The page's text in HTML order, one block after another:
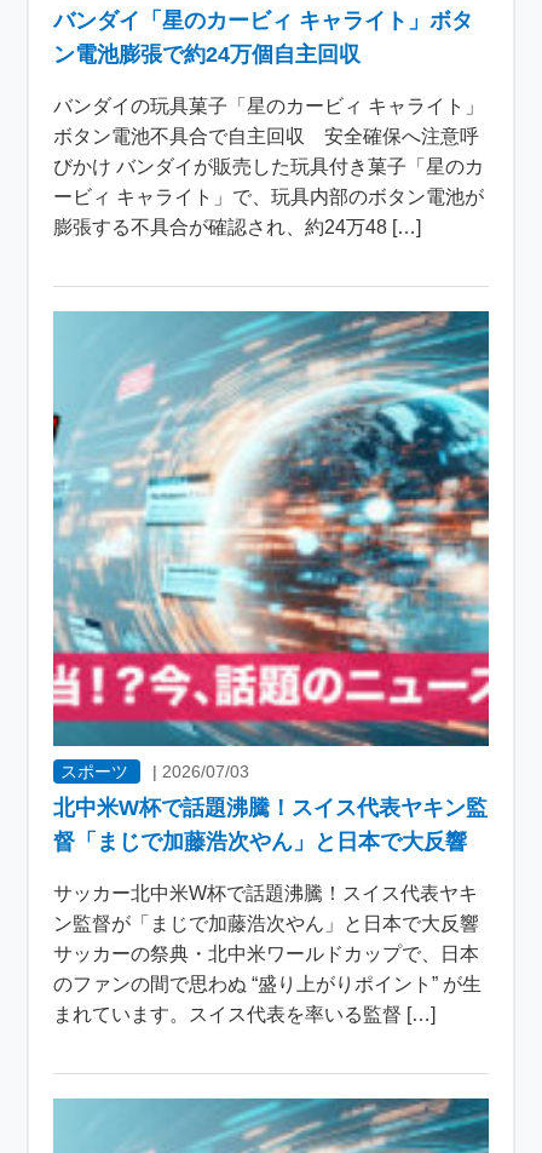
バンダイ「星のカービィ キャライト」ボタ
ン電池膨張で約24万個自主回収
バンダイの玩具菓子「星のカービィ キャライト」
ボタン電池不具合で自主回収 安全確保へ注意呼
びかけ バンダイが販売した玩具付き菓子「星のカ
ービィ キャライト」で、玩具内部のボタン電池が
膨張する不具合が確認され、約24万48 […]
スポーツ |2026/07/03
北中米W杯で話題沸騰！スイス代表ヤキン監
督「まじで加藤浩次やん」と日本で大反響
サッカー北中米W杯で話題沸騰！スイス代表ヤキ
ン監督が「まじで加藤浩次やん」と日本で大反響
サッカーの祭典・北中米ワールドカップで、日本
のファンの間で思わぬ “盛り上がりポイント” が生
まれています。スイス代表を率いる監督 […]